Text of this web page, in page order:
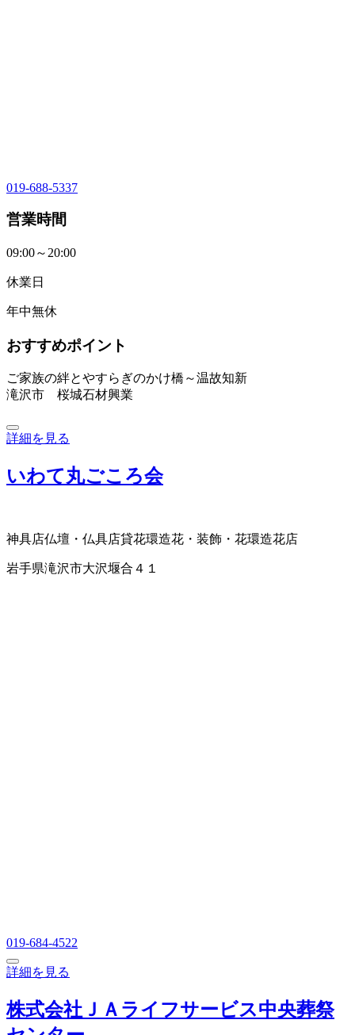
019-688-5337
営業時間
09:00～20:00
休業日
年中無休
おすすめポイント
ご家族の絆とやすらぎのかけ橋～温故知新
滝沢市 桜城石材興業
詳細を見る
いわて丸ごころ会
神具店仏壇・仏具店貸花環造花・装飾・花環造花店
岩手県滝沢市大沢堰合４１
019-684-4522
詳細を見る
株式会社ＪＡライフサービス中央葬祭